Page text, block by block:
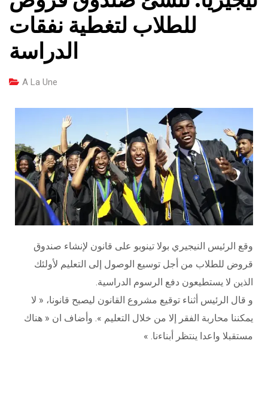
للطلاب لتغطية نفقات
الدراسة
A La Une
وقع الرئيس النيجيري بولا تينوبو على قانون لإنشاء صندوق
قروض للطلاب من أجل توسيع الوصول إلى التعليم لأولئك
الذين لا يستطيعون دفع الرسوم الدراسية.
و قال الرئيس أثناء توقيع مشروع القانون ليصبح قانونا، « لا
يمكننا محاربة الفقر إلا من خلال التعليم ». وأضاف ان « هناك
مستقبلا واعدا ينتظر أبناءنا. »